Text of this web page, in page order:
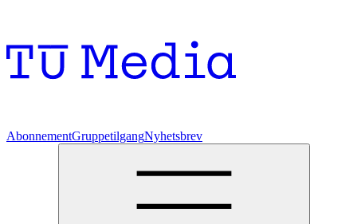
AbonnementGruppetilgangNyhetsbrev